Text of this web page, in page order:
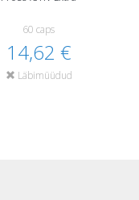
60 caps
14,62 €
Läbimüüdud